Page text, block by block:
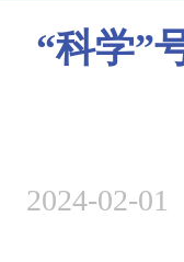
“科学”
2024-02-01